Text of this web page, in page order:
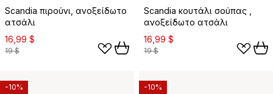
Scandia πιρούνι, ανοξείδωτο
ατσάλι
16,99 $
19 $
Scandia κουτάλι σούπας ,
ανοξείδωτο ατσάλι
16,99 $
19 $
-10% -10%